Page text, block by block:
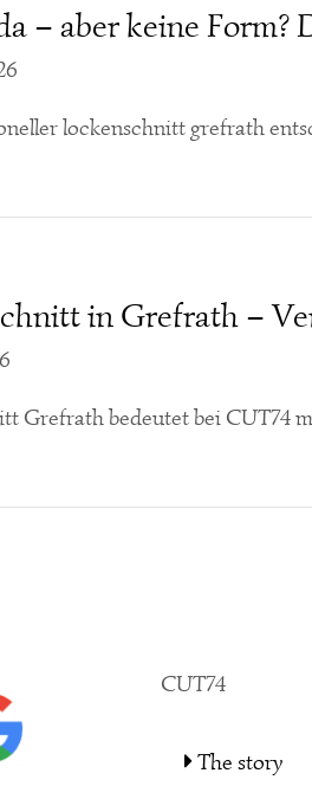
– aber keine
lockenschnitt grefrath
in Grefrath –
Grefrath bedeutet bei CUT74
CUT74
The story